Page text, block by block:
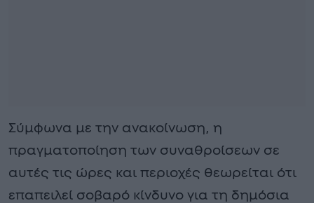
Σύμφωνα με την ανακοίνωση, η
πραγματοποίηση των συναθροίσεων σε
αυτές τις ώρες και περιοχές θεωρείται ότι
επαπειλεί σοβαρό κίνδυνο για τη δημόσια